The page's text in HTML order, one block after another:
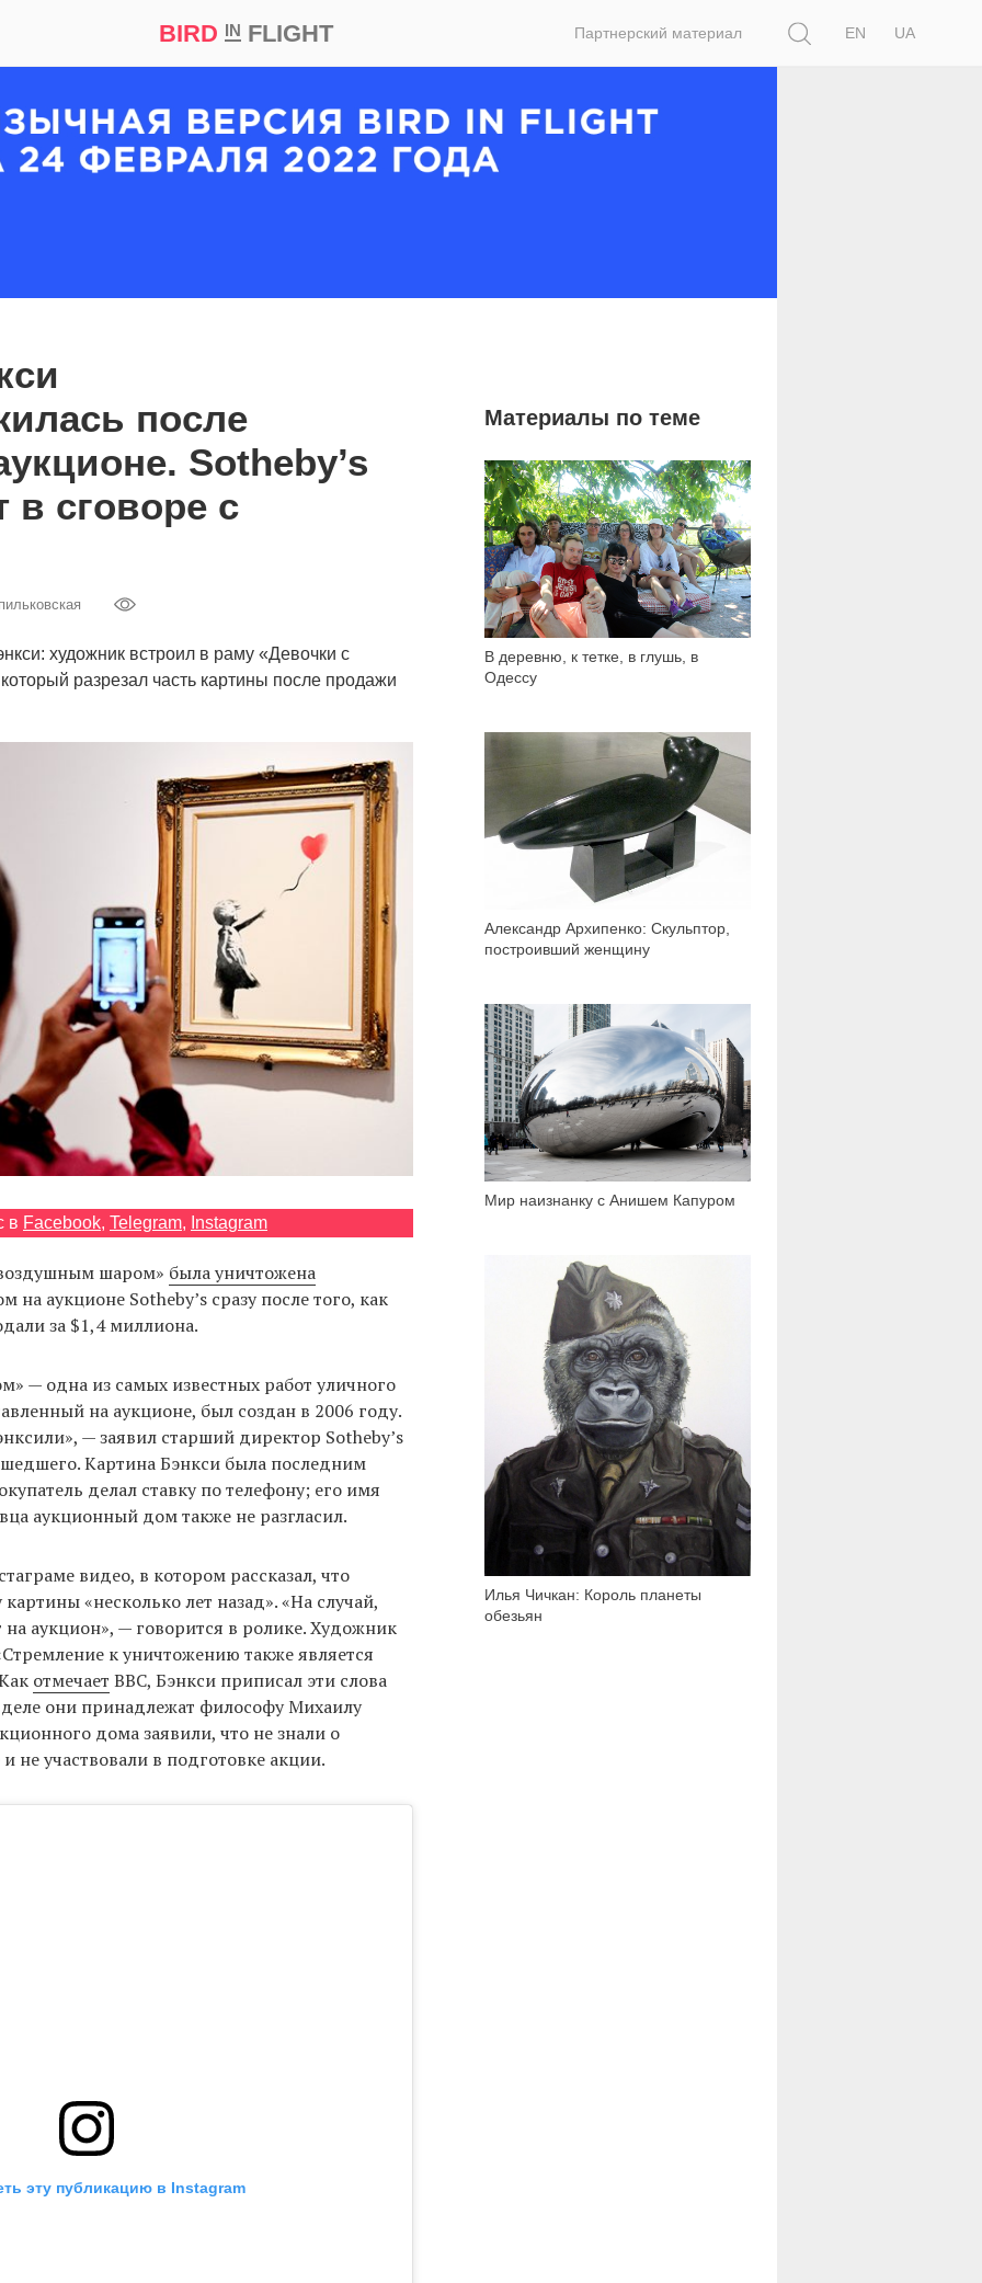
BIRD INFLIGHT Партнерский материал
EN
UA
после
Sotheby’s
в сговоре с
художник встроил в раму «Девочки с
разрезал часть картины после продажи
в Facebook, Telegram, Instagram
шаром» была уничтожена
аукционе Sotheby’s сразу после того, как
за $1,4 миллиона.
— одна из самых известных работ уличного
на аукционе, был создан в 2006 году.
— заявил старший директор Sotheby’s
Картина Бэнкси была последним
делал ставку по телефону; его имя
аукционный дом также не разгласил.
видео, в котором рассказал, что
«несколько лет назад». «На случай,
на аукцион», — говорится в ролике. Художник
к уничтожению также является
отмечает BBC, Бэнкси приписал эти слова
они принадлежат философу Михаилу
дома заявили, что не знали о
не участвовали в подготовке акции.
эту публикацию в Instagram
Материалы по теме
В деревню, к тетке, в глушь, в
Одессу
2 468
Александр Архипенко: Скульптор,
построивший женщину
3 882
Мир наизнанку с Анишем Капуром
Илья Чичкан: Король планеты
обезьян
7 524